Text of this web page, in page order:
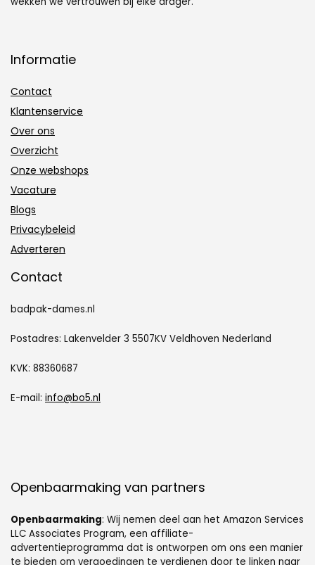
Informatie
Contact
Klantenservice
Over ons
Overzicht
Onze webshops
Vacature
Blogs
Privacybeleid
Adverteren
Contact
badpak-dames.nl
Postadres: Lakenvelder 3 5507KV Veldhoven Nederland
KVK: 88360687
E-mail: info@bo5.nl
Openbaarmaking van partners
Openbaarmaking: Wij nemen deel aan het Amazon Services
LLC Associates Program, een affiliate-
advertentieprogramma dat is ontworpen om ons een manier
te bieden om vergoedingen te verdienen door te linken naar